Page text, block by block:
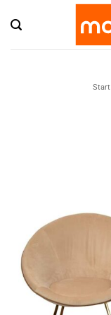
Inhalt
Start